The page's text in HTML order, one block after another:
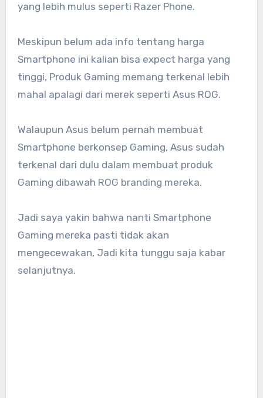
yang lebih mulus seperti Razer Phone.
Meskipun belum ada info tentang harga
Smartphone ini kalian bisa expect harga yang
tinggi, Produk Gaming memang terkenal lebih
mahal apalagi dari merek seperti Asus ROG.
Walaupun Asus belum pernah membuat
Smartphone berkonsep Gaming, Asus sudah
terkenal dari dulu dalam membuat produk
Gaming dibawah ROG branding mereka.
Jadi saya yakin bahwa nanti Smartphone
Gaming mereka pasti tidak akan
mengecewakan, Jadi kita tunggu saja kabar
selanjutnya.